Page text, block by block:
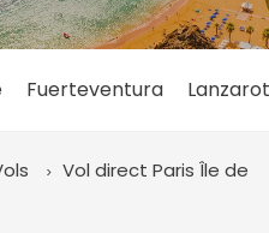
Fuerteventura
Vol direct Paris Île de
Octobre